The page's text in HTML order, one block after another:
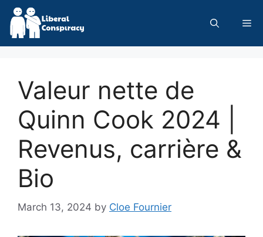
Skip
content
Valeur nette de
Quinn Cook 2024 |
Revenus, carrière &
Bio
March 13, 2024 by Cloe Fournier